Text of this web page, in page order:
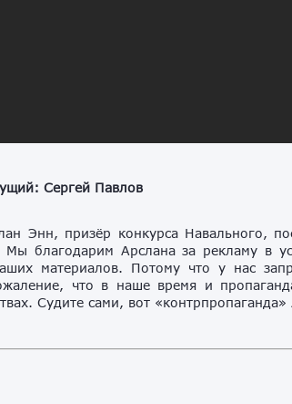
Сергей Павлов
Энн, призёр конкурса Навального,
Мы благодарим Арслана за рекламу в
материалов. Потому что у нас
что в наше время и
Судите сами, вот